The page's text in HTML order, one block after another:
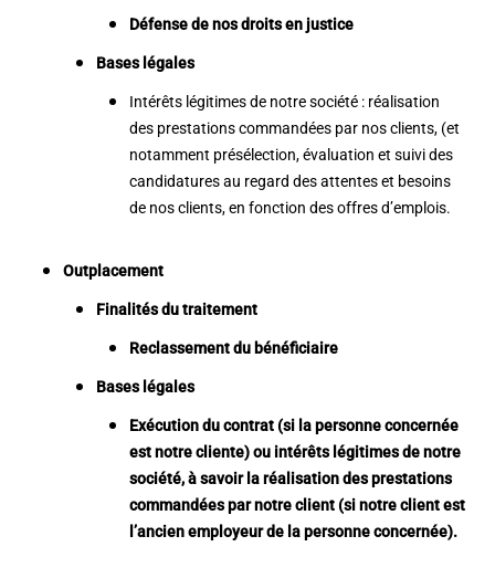
Défense de nos droits en justice
Bases légales
Intérêts légitimes de notre société : réalisation
des prestations commandées par nos clients, (et
notamment présélection, évaluation et suivi des
candidatures au regard des attentes et besoins
de nos clients, en fonction des offres d’emplois.
Outplacement
Finalités du traitement
Reclassement du bénéficiaire
Bases légales
Exécution du contrat (si la personne concernée
est notre cliente) ou intérêts légitimes de notre
société, à savoir la réalisation des prestations
commandées par notre client (si notre client est
l’ancien employeur de la personne concernée).